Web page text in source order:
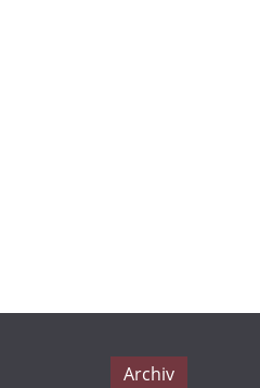
Archiv